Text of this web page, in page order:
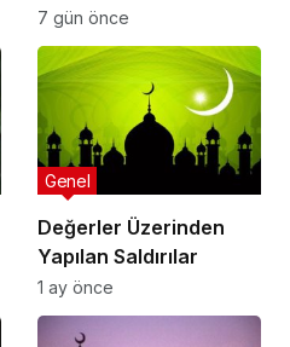
7 gün önce
Değerler Üzerinden
Yapılan Saldırılar
Genel
1 ay önce